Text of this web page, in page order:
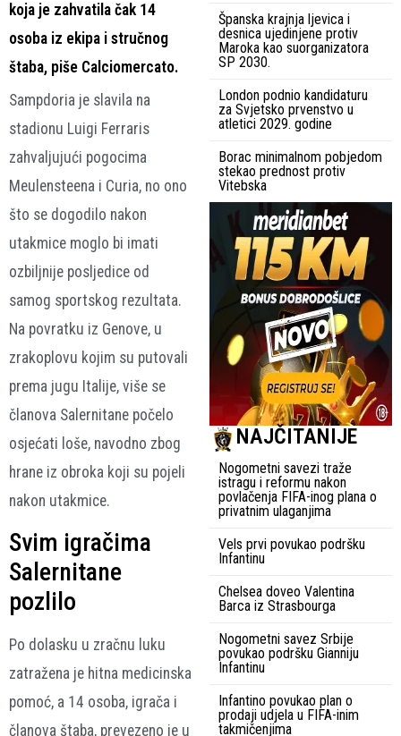
koja je zahvatila čak 14
osoba iz ekipa i stručnog
štaba, piše Calciomercato.
Sampdoria je slavila na
stadionu Luigi Ferraris
zahvaljujući pogocima
Meulensteena i Curia, no ono
što se dogodilo nakon
utakmice moglo bi imati
ozbiljnije posljedice od
samog sportskog rezultata.
Na povratku iz Genove, u
zrakoplovu kojim su putovali
prema jugu Italije, više se
članova Salernitane počelo
osjećati loše, navodno zbog
hrane iz obroka koji su pojeli
nakon utakmice.
Svim igračima
Salernitane
pozlilo
Po dolasku u zračnu luku
zatražena je hitna medicinska
pomoć, a 14 osoba, igrača i
članova štaba, prevezeno je u
Španska krajnja ljevica i
desnica ujedinjene protiv
Maroka kao suorganizatora
SP 2030.
London podnio kandidaturu
za Svjetsko prvenstvo u
atletici 2029. godine
Borac minimalnom pobjedom
stekao prednost protiv
Vitebska
NAJČITANIJE
Nogometni savezi traže
istragu i reformu nakon
povlačenja FIFA-inog plana o
privatnim ulaganjima
Vels prvi povukao podršku
Infantinu
Chelsea doveo Valentina
Barca iz Strasbourga
Nogometni savez Srbije
povukao podršku Gianniju
Infantinu
Infantino povukao plan o
prodaji udjela u FIFA-inim
takmičenjima